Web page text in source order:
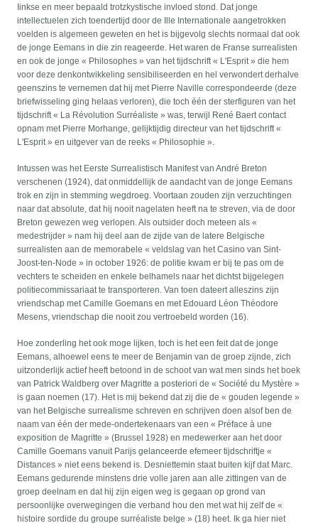
Iinkse en meer bepaald trotzkystische invloed stond. Dat jonge
intellectuelen zich toendertijd door de Ille Internationale aangetrokken
voelden is algemeen geweten en het is bijgevolg slechts normaal dat ook
de jonge Eemans in die zin reageerde. Het waren de Franse surrealisten
en ook de jonge « Philosophes » van het tijdschrift « L'Esprit » die hem
voor deze denkontwikkeling sensibiliseerden en hel verwondert derhalve
geenszins te vernemen dat hij met Pierre Naville correspondeerde (deze
briefwisseling ging helaas verloren), die toch één der sterfiguren van het
tijdschrift « La Révolution Surréaliste » was, terwijl René Baert contact
opnam met Pierre Morhange, gelijktijdig directeur van het tijdschrift «
L'Esprit » en uitgever van de reeks « Philosophie ».
Intussen was het Eerste Surrealistisch Manifest van André Breton
verschenen (1924), dat onmiddellijk de aandacht van de jonge Eemans
trok en zijn in stemming wegdroeg. Voortaan zouden zijn verzuchtingen
naar dat absolute, dat hij nooit nagelaten heeft na te streven, via de door
Breton gewezen weg verlopen. Als outsider doch meteen als «
medestrijder » nam hij deel aan de zijde van de latere Belgische
surrealisten aan de memorabele « veldslag van het Casino van Sint-
Joost-ten-Node » in october 1926: de politie kwam er bij te pas om de
vechters te scheiden en enkele belhamels naar het dichtst bijgelegen
politiecommissariaat te transporteren. Van toen dateert alleszins zijn
vriendschap met Camille Goemans en met Edouard Léon Théodore
Mesens, vriendschap die nooit zou vertroebeld worden (16).
Hoe zonderling het ook moge lijken, toch is het een feit dat de jonge
Eemans, alhoewel eens te meer de Benjamin van de groep zijnde, zich
uitzonderlijk actief heeft betoond in de schoot van wat men sinds het boek
van Patrick Waldberg over Magritte a posteriori de « Société du Mystère »
is gaan noemen (17). Het is mij bekend dat zij die de « gouden legende »
van het Belgische surrealisme schreven en schrijven doen alsof ben de
naam van één der mede-ondertekenaars van een « Préface à une
exposition de Magritte » (Brussel 1928) en medewerker aan het door
Camille Goemans vanuit Parijs gelanceerde efemeer tijdschriftje «
Distances » niet eens bekend is. Desniettemin staat buiten kijf dat Marc.
Eemans gedurende minstens drie volle jaren aan alle zittingen van de
groep deelnam en dat hij zijn eigen weg is gegaan op grond van
persoonlijke overwegingen die verband hou den met wat hij zelf de «
histoire sordide du groupe surréaliste belge » (18) heet. Ik ga hier niet